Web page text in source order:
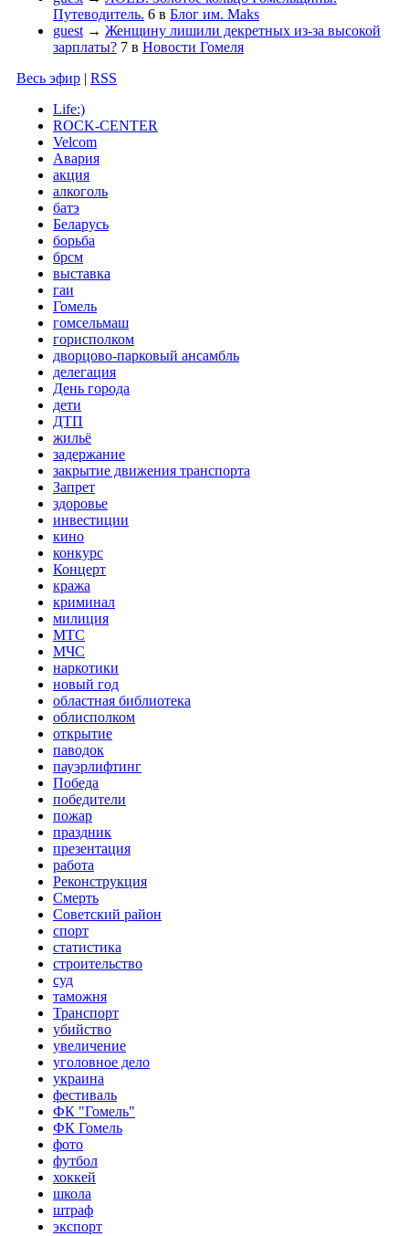
Путеводитель. 6 в Блог им. Maks
guest → Женщину лишили декретных из-за высокой
зарплаты? 7 в Новости Гомеля
Весь эфир | RSS
Life:)
ROCK-CENTER
Velcom
Авария
акция
алкоголь
батэ
Беларусь
борьба
брсм
выставка
гаи
Гомель
гомсельмаш
горисполком
дворцово-парковый ансамбль
делегация
День города
дети
ДТП
жильё
задержание
закрытие движения транспорта
Запрет
здоровье
инвестиции
кино
конкурс
Концерт
кража
криминал
милиция
МТС
МЧС
наркотики
новый год
областная библиотека
облисполком
открытие
паводок
пауэрлифтинг
Победа
победители
пожар
праздник
презентация
работа
Реконструкция
Смерть
Советский район
спорт
статистика
строительство
суд
таможня
Транспорт
убийство
увеличение
уголовное дело
украина
фестиваль
ФК "Гомель"
ФК Гомель
фото
футбол
хоккей
школа
штраф
экспорт